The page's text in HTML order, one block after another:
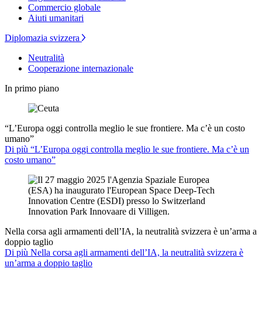
Commercio globale
Aiuti umanitari
Diplomazia svizzera
Neutralità
Cooperazione internazionale
In primo piano
“L’Europa oggi controlla meglio le sue frontiere. Ma c’è un costo
umano”
Di più “L’Europa oggi controlla meglio le sue frontiere. Ma c’è un
costo umano”
Nella corsa agli armamenti dell’IA, la neutralità svizzera è un’arma a
doppio taglio
Di più Nella corsa agli armamenti dell’IA, la neutralità svizzera è
un’arma a doppio taglio